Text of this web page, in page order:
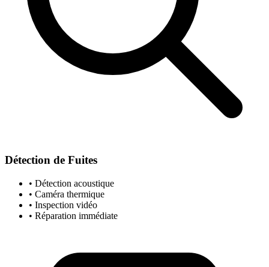
Détection de Fuites
• Détection acoustique
• Caméra thermique
• Inspection vidéo
• Réparation immédiate